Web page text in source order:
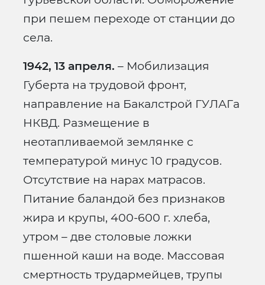
при пешем переходе от станции до
села.
1942, 13 апреля. – Мобилизация
Губерта на трудовой фронт,
направление на Бакалстрой ГУЛАГа
НКВД. Размещение в
неотапливаемой землянке с
температурой минус 10 градусов.
Отсутствие на нарах матрасов.
Питание баландой без признаков
жира и крупы, 400-600 г. хлеба,
утром – две столовые ложки
пшенной каши на воде. Массовая
смертность трудармейцев, трупы